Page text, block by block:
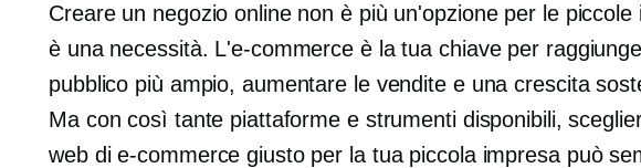
Creare un negozio online non è più un'opzione per le piccole
è una necessità. L'e-commerce è la tua chiave per
pubblico più ampio, aumentare le vendite e una crescita
Ma con così tante piattaforme e strumenti disponibili,
web di e-commerce giusto per la tua piccola impresa può